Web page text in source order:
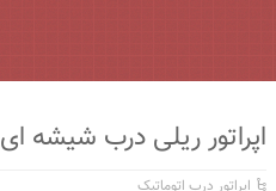
اپراتور ریلی درب شیشه ای
اپراتور درب اتوماتیک